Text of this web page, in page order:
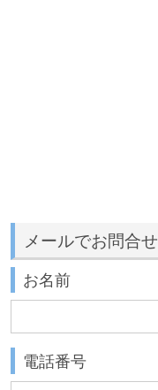
メールでお問合せ
お名前
電話番号